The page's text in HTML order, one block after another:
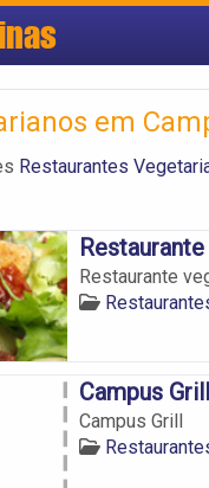
em
Restaurantes
Restaurante
Campus Grill
Campus Grill